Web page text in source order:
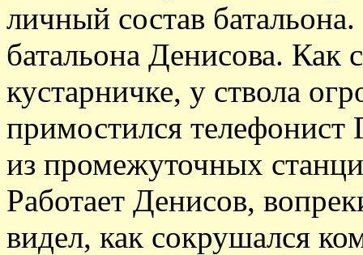
личный состав
батальона Денисова. Как
кустарничке, у ствола
примостился телефонист
из промежуточных
Работает Денисов,
видел, как сокрушался